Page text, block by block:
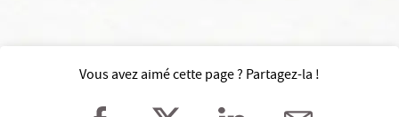
Vous avez aimé cette page ? Partagez-la !